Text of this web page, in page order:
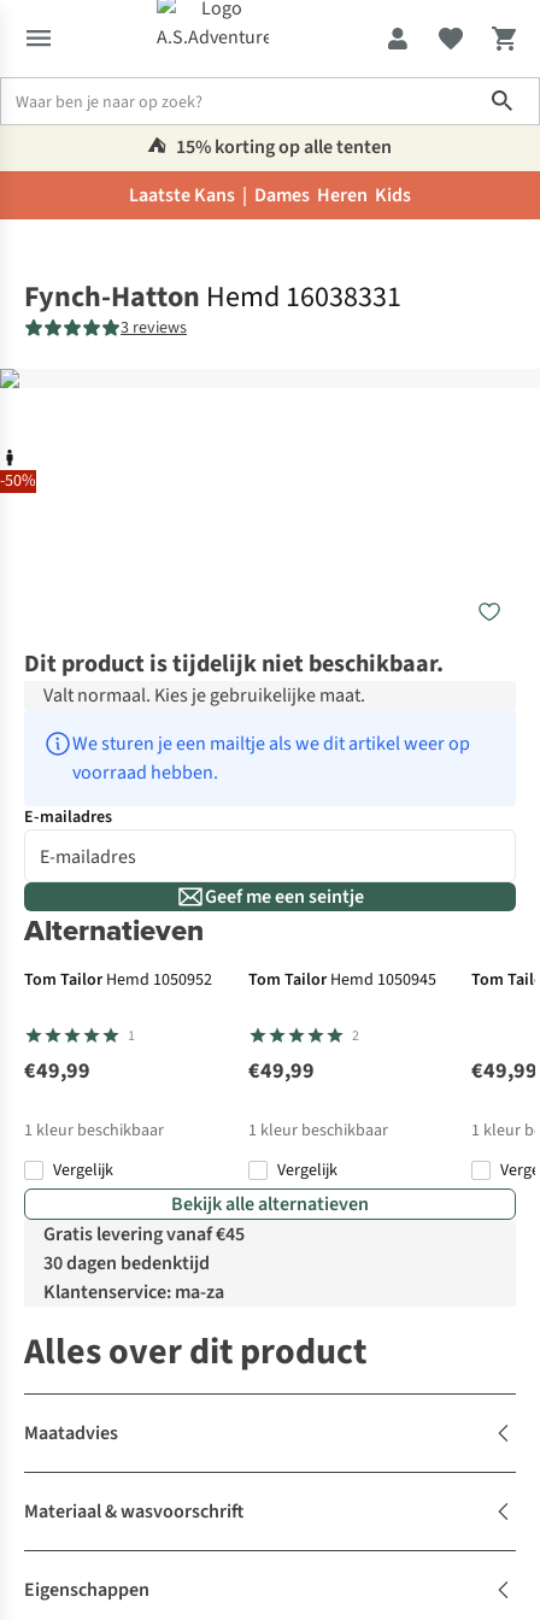
⛺️ 15% korting op alle tenten
Laatste Kans | Dames Heren Kids
-50%
Fynch-Hatton Hemd 16038331
3 reviews
Dit product is tijdelijk niet beschikbaar.
Valt normaal. Kies je gebruikelijke maat.
We sturen je een mailtje als we dit artikel weer op
voorraad hebben.
E-mailadres
Geef me een seintje
Alternatieven
Tom Tailor Hemd 1050952
1
€49,99
1 kleur beschikbaar
Vergelijk
Tom Tailor Hemd 1050945
2
€49,99
1 kleur beschikbaar
Vergelijk
Tom
€49,99
1 kleur
Bekijk alle alternatieven
Gratis levering vanaf €45
30 dagen bedenktijd
Klantenservice: ma-za
Alles over dit product
Maatadvies
Materiaal & wasvoorschrift
Eigenschappen